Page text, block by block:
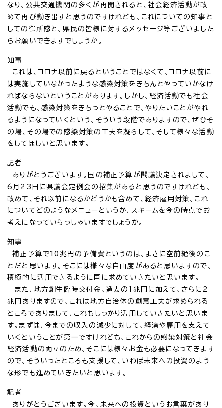
なり、公共交通機関の多くが再開されると、社会経済活動が改
めて再び動き出すと思うのですけれども、これについての知事と
しての御所感と、県民の皆様に対するメッセージ等ございました
らお願いできますでしょうか。
知事
これは、コロナ以前に戻るということではなくて、コロナ以前に
は実施していなかったような感染対策をきちんとやっていかなけ
ればならないということがあります。しかし、経済活動でも社会
活動でも、感染対策をきちっとやることで、やりたいことがやれ
るようになっていくという、そういう段階でありますので、ぜひそ
の場、その場での感染対策の工夫を凝らして、そして様々な活動
をしてほしいと思います。
記者
ありがとうございます。国の補正予算が閣議決定されまして、
6月23日に県議会定例会の招集があると思うのですけれども、
改めて、それ以前になるかどうかも含めて、経済雇用対策、これ
についてどのようなメニューというか、スキームを今の時点でお
考えになっていらっしゃいますでしょうか。
知事
補正予算で10兆円の予備費というのは、まさに空前絶後のこ
とだと思います。そこには様々な自由度があると思いますので、
積極的に活用できるように国に求めていきたいと思います。
また、地方創生臨時交付金、過去の1兆円に加えて、さらに2
兆円ありますので、これは地方自治体の創意工夫が求められる
ところでありまして、これもしっかり活用していきたいと思いま
す。まずは、今までの収入の減少に対して、経済や雇用を支えて
いくということが第一ですけれども、これからの感染対策と社会
経済活動の両立のため、そこには様々お金も必要になってきます
ので、そういったところも支援して、いわば未来への投資のよう
な形でも進めていきたいと思います。
記者
ありがとうございます。今、未来への投資というお言葉があり